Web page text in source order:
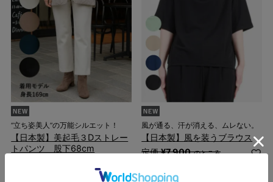
“立ち姿美人”の万能シルエット！
【日本製】美起毛３Dストレー
トパンツ 股下68cm
風が通る、汗が消える、ムレない。
【日本製】風を装うブラウス
定価 ¥7,900 のところ